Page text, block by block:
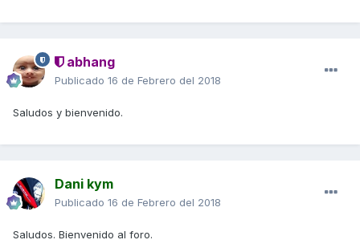
abhang
Publicado 16 de Febrero del 2018
Saludos y bienvenido.
Dani kym
Publicado 16 de Febrero del 2018
Saludos. Bienvenido al foro.